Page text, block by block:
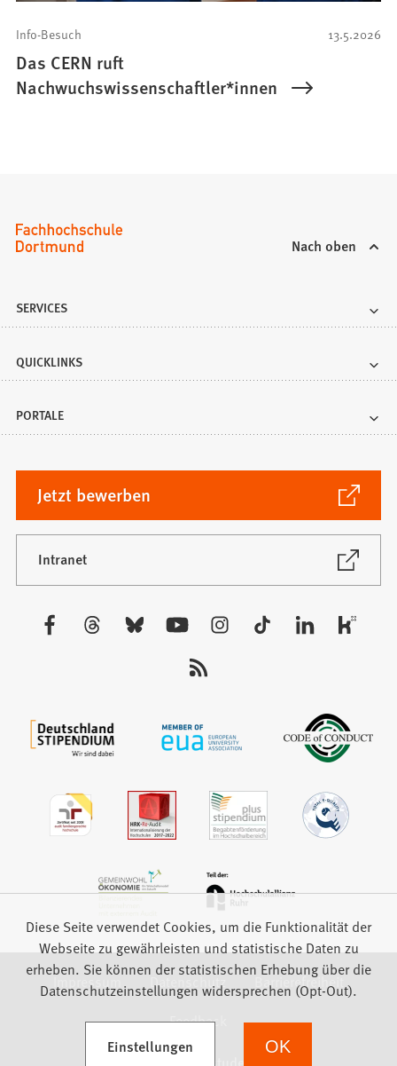
13.5.2026
Info-Besuch
Das CERN ruft
Nachwuchswissenschaftler*innen
Nach oben
SERVICES
QUICKLINKS
PORTALE
Jetzt bewerben
(Öffnet
in
einem
neuen
Tab)
Intranet
(Öffnet
neuen
Besuchen
Impressum Datenschutz
Barrierefreiheit
Feedback
Diese Seite verwendet Cookies, um die Funktionalität der
Webseite zu gewährleisten und statistische Daten zu
erheben. Sie können der statistischen Erhebung über die
Datenschutzeinstellungen widersprechen (Opt-Out).
Einstellungen
(Öffnet in einem neuen Tab) OK